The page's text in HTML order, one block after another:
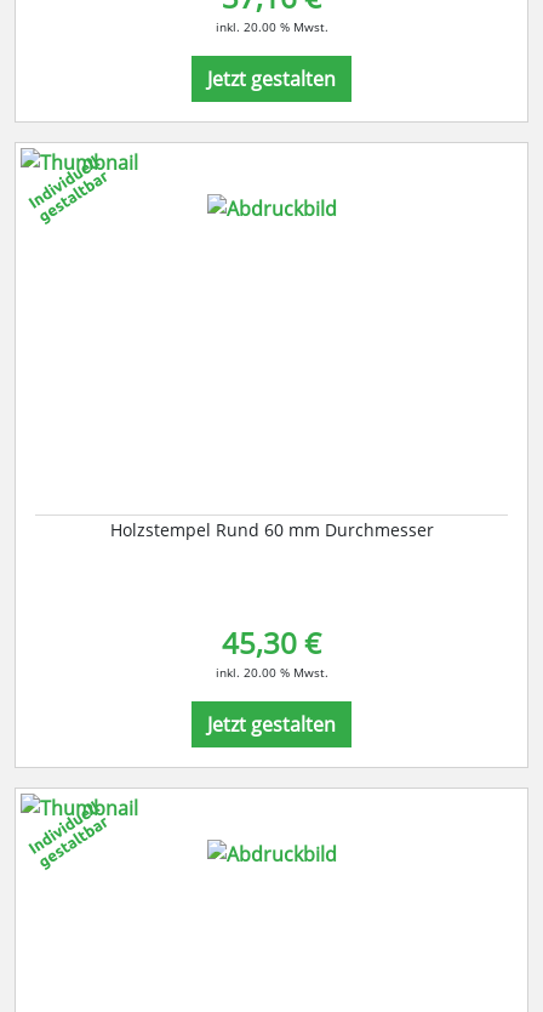
inkl. 20.00 % Mwst.
Jetzt gestalten
Holzstempel Rund 60 mm Durchmesser
45,30 €
inkl. 20.00 % Mwst.
Jetzt gestalten